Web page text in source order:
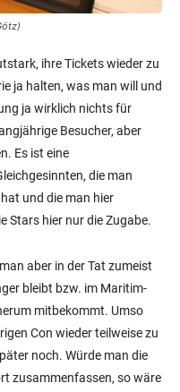
ihre Tickets wieder zu
ja halten, was man will und
ja wirklich nichts für
Besucher, aber
Es ist eine
die man
und die man hier
Stars hier nur die Zugabe.
aber in der Tat zumeist
bleibt bzw. im Maritim-
mitbekommt. Umso
Con wieder teilweise zu
noch. Würde man die
zusammenfassen, so wäre